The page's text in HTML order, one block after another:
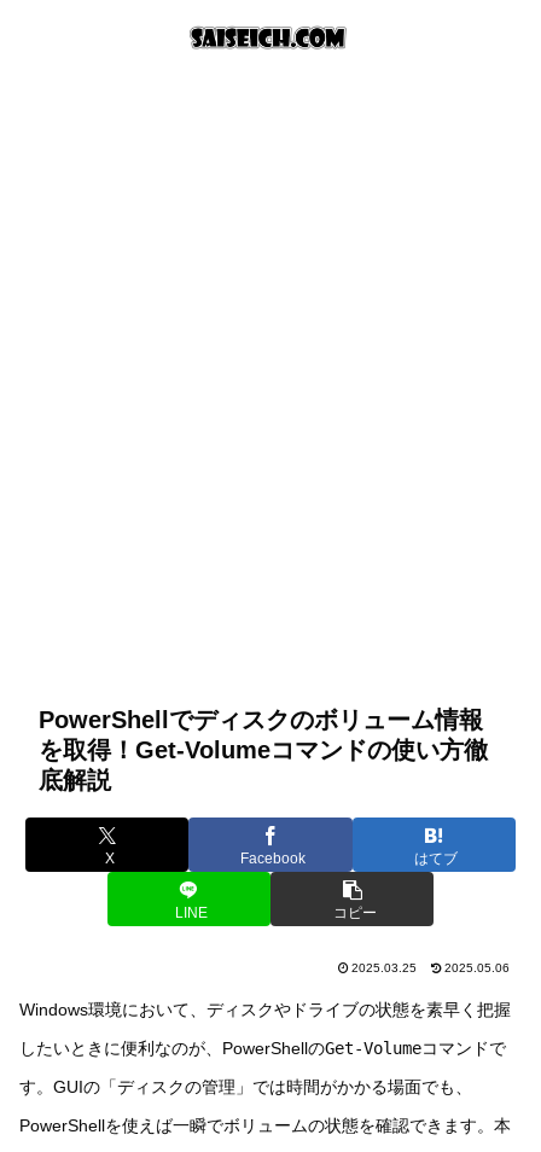
PowerShellでディスクのボリューム情報
を取得！Get-Volumeコマンドの使い方徹
底解説
X Facebook はてブ
LINE コピー
2025.03.25 2025.05.06
Windows環境において、ディスクやドライブの状態を素早く把握
したいときに便利なのが、PowerShellのGet-Volumeコマンドで
す。GUIの「ディスクの管理」では時間がかかる場面でも、
PowerShellを使えば一瞬でボリュームの状態を確認できます。本